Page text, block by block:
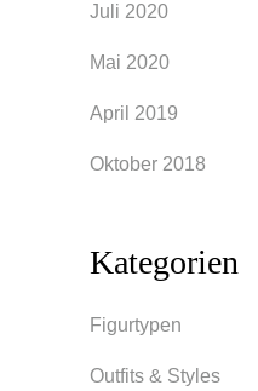
Juli 2020
Mai 2020
April 2019
Oktober 2018
Kategorien
Figurtypen
Outfits & Styles